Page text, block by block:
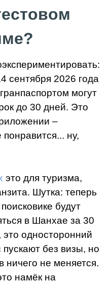
сентября 2026 года
могут
до 30 дней. Это
–
ну,
это для туризма,
Шутка: теперь
будут
в Шанхае за 30
односторонний
без визы, но
ничего не меняется.
намёк на